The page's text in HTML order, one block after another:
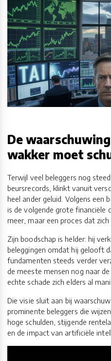
De
wakker moet
Terwijl veel beleggers nog
beursrecords, klinkt vanuit
heel ander geluid. Volgens een
is de volgende grote financiële
meer, maar een proces dat
Zijn boodschap is helder: hij
beleggingen omdat hij gelooft
fundamenten steeds verder
de meeste mensen nog naar
echte schade zich elders al
Die visie sluit aan bij
prominente beleggers die
hoge schulden, stijgende
en de impact van artificiële